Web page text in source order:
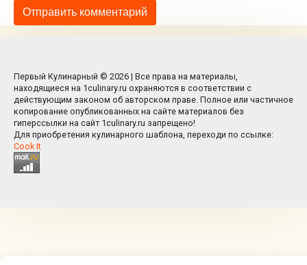
Первый Кулинарный © 2026 | Все права на материалы,
находящиеся на 1culinary.ru охраняются в соответствии с
действующим законом об авторском праве. Полное или частичное
копирование опубликованных на сайте материалов без
гиперссылки на сайт 1culinary.ru запрещено!
Для приобретения кулинарного шаблона, переходи по ссылке:
Cook It